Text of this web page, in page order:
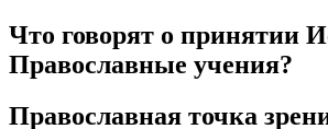
Что говорят о принятии
Православные учения?
Православная точка